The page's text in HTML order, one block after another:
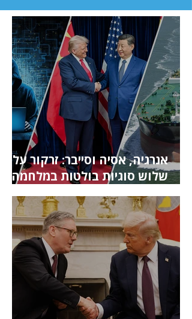
אנרגיה, אסיה וסייבר: זרקור על
שלוש סוגיות בולטות במלחמה
באיראן